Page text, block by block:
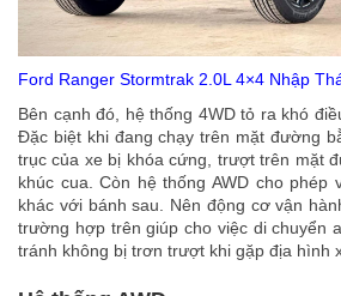
Ford Ranger Stormtrak 2.0L 4×4 Nhập
Bên cạnh đó, hệ thống 4WD tỏ ra khó
Đặc biệt khi đang chạy trên mặt đường
trục của xe bị khóa cứng, trượt trên mặt
khúc cua. Còn hệ thống AWD cho phép
khác với bánh sau. Nên động cơ vận
trường hợp trên giúp cho việc di chuyển
tránh không bị trơn trượt khi gặp địa hình